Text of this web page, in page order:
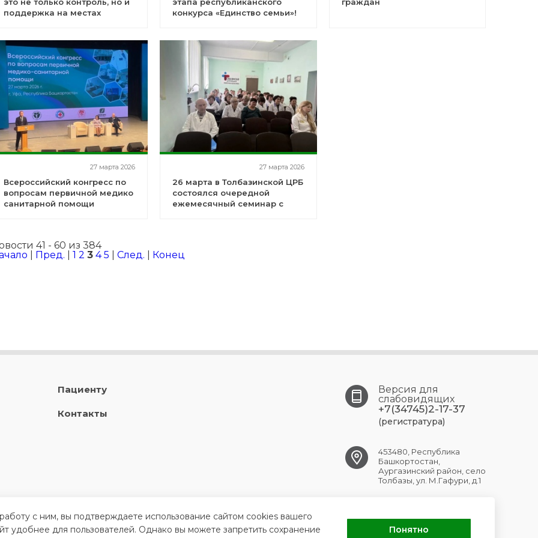
поддержка на местах
конкурса «Единство семьи»!
27 марта 2026
Всероссийский конгресс по
вопросам первичной медико
санитарной помощи
27 марта 2026
26 марта в Толбазинской ЦРБ
состоялся очередной
ежемесячный семинар с
41 - 60 из 384
Пред. 1 2 3 4 5 След. Конец
Пациенту
Контакты
Версия для
слабовидящих
+7(34745)2-17-37
(регистратура)
453480, Республика
Башкортостан,
Аургазинский район, село
Толбазы, ул. М.Гафури, д.1
с ним, вы подтверждаете использование сайтом cookies вашего
удобнее для пользователей. Однако вы можете запретить сохранение
Понятно